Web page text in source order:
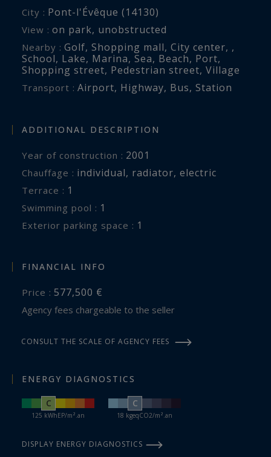
City : Pont-l'Évêque (14130)
View : on park, unobstructed
Nearby : Golf, Shopping mall, City center, ,
School, Lake, Marina, Sea, Beach, Port,
Shopping street, Pedestrian street, Village
Transport : Airport, Highway, Bus, Station
ADDITIONAL DESCRIPTION
Year of construction : 2001
Chauffage : individual, radiator, electric
terrace : 1
swimming pool : 1
exterior parking space : 1
FINANCIAL INFO
Price : 577,500 €
Agency fees chargeable to the seller
CONSULT THE SCALE OF AGENCY FEES
ENERGY DIAGNOSTICS
C
125 kWhEP/m².an
C
18 kgeqCO2/m².an
DISPLAY ENERGY DIAGNOSTICS